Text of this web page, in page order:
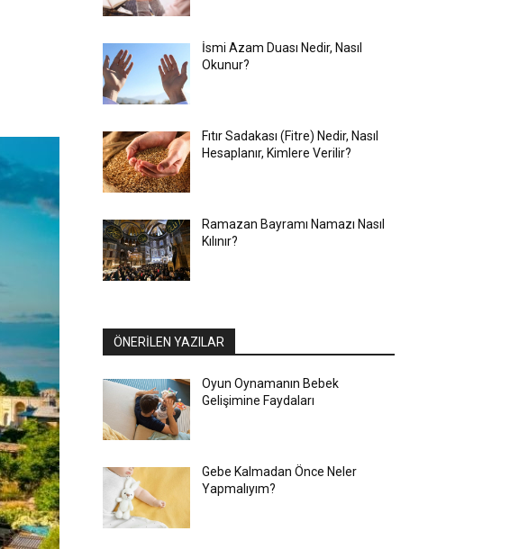
İsmi Azam Duası Nedir, Nasıl
Okunur?
Fıtır Sadakası (Fitre) Nedir, Nasıl
Hesaplanır, Kimlere Verilir?
Ramazan Bayramı Namazı Nasıl
Kılınır?
ÖNERİLEN YAZILAR
Oyun Oynamanın Bebek
Gelişimine Faydaları
Gebe Kalmadan Önce Neler
Yapmalıyım?